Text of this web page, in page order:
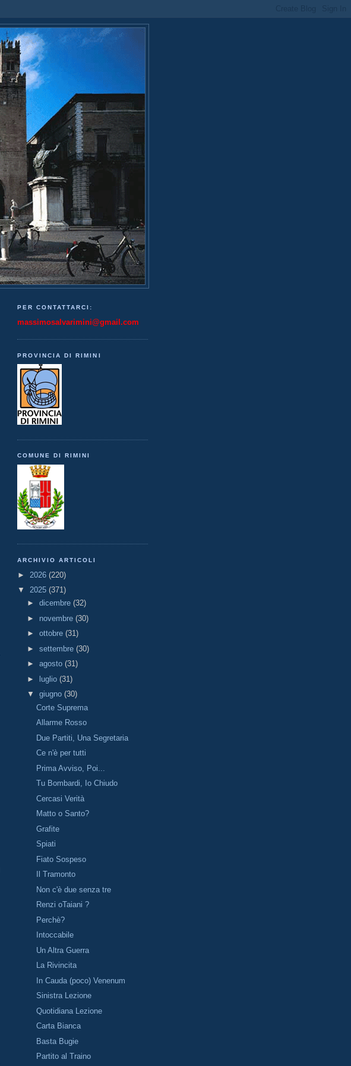
PER CONTATTARCI:
massimosalvarimini@gmail.com
PROVINCIA DI RIMINI
COMUNE DI RIMINI
ARCHIVIO ARTICOLI
► 2026 (220)
▼ 2025 (371)
► dicembre (32)
► novembre (30)
► ottobre (31)
► settembre (30)
► agosto (31)
►
luglio (31)
▼ giugno (30)
Corte Suprema
Allarme Rosso
Due Partiti, Una Segretaria
Ce n'è per tutti
Prima Avviso, Poi...
Tu Bombardi, Io Chiudo
Cercasi Verità
Matto o Santo?
Grafite
Spiati
Fiato Sospeso
Il Tramonto
Non c'è due senza tre
Renzi oTaiani ?
Perchè?
Intoccabile
Un Altra Guerra
La Rivincita
In Cauda (poco) Venenum
Sinistra Lezione
Quotidiana Lezione
Carta Bianca
Basta Bugie
Partito al Traino